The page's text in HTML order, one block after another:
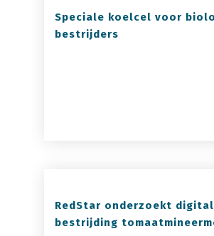
Speciale koelcel voor
bestrijders
RedStar onderzoekt
bestrijding